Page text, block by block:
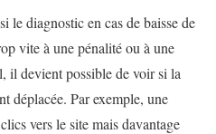
le diagnostic en cas de baisse de
vite à une pénalité ou à une
il devient possible de voir si la
déplacée. Par exemple, une
vers le site mais davantage